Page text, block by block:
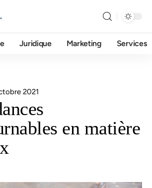
Juridique Marketing Services
2021
en matière